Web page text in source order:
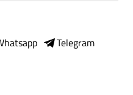
Telegram